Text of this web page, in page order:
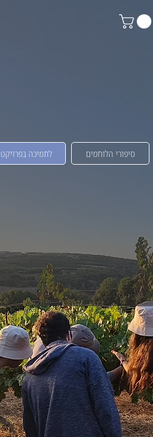
לתמיכה בפרויקט סיפורי הלוחמים